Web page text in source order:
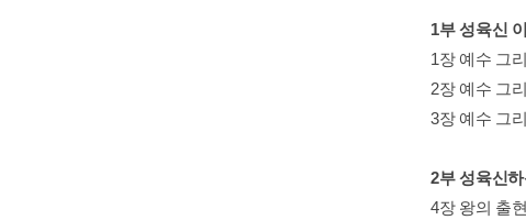
1부 성육신
1장 예수 그
2장 예수 그
3장 예수 그
2부 성육신
4장 왕의 출